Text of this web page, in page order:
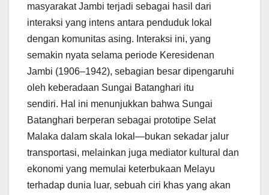
masyarakat Jambi terjadi sebagai hasil dari
interaksi yang intens antara penduduk lokal
dengan komunitas asing. Interaksi ini, yang
semakin nyata selama periode Keresidenan
Jambi (1906–1942), sebagian besar dipengaruhi
oleh keberadaan Sungai Batanghari itu
sendiri. Hal ini menunjukkan bahwa Sungai
Batanghari berperan sebagai prototipe Selat
Malaka dalam skala lokal—bukan sekadar jalur
transportasi, melainkan juga mediator kultural dan
ekonomi yang memulai keterbukaan Melayu
terhadap dunia luar, sebuah ciri khas yang akan